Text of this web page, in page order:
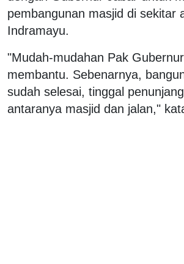
pembangunan masjid di sekitar
Indramayu.
"Mudah-mudahan Pak
membantu. Sebenarnya,
sudah selesai, tinggal
antaranya masjid dan jalan,"